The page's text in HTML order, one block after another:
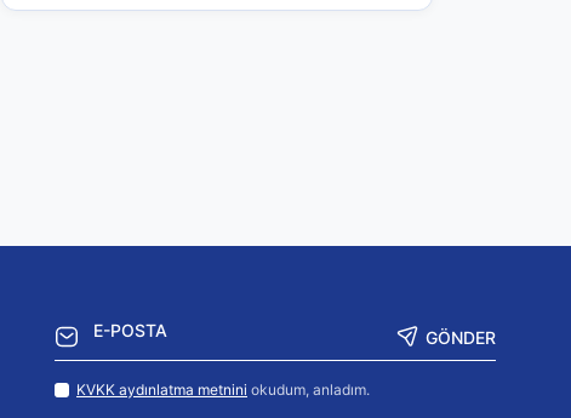
GÖNDER
KVKK aydınlatma metnini okudum, anladım.